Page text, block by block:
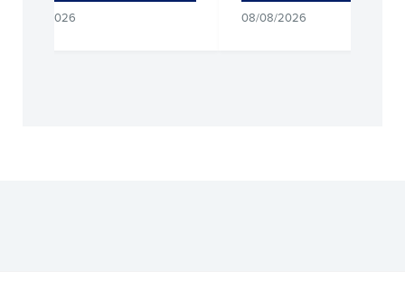
08/08/2026 08/08/2026